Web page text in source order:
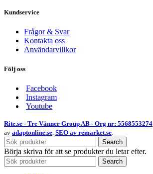
Kundservice
Frågor & Svar
Kontakta oss
Användarvillkor
Följ oss
Facebook
Instagram
Youtube
Rite.se - Tre Vänner Group AB - Org nr: 5568553274
av adaptonline.se. SEO av remarket.se.
Search
Börja skriva för att se produkter du letar efter.
Search